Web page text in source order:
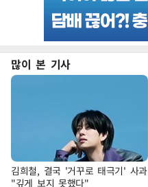
많이 본 기사
김희철, 결국 '거꾸로 태극기' 사과
"깊게 보지 못했다"